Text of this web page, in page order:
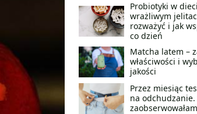
Probiotyki w
wrażliwym
rozważyć i jak
co dzień
Matcha latem –
właściwości i
jakości
Przez miesiąc
na
zaobserwowałam